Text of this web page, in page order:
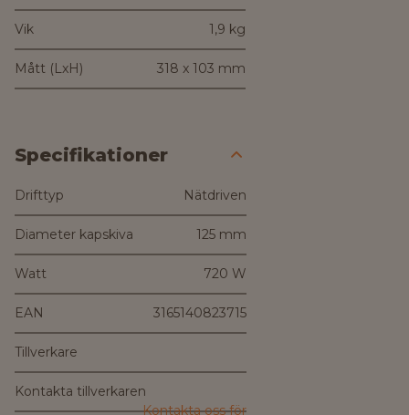
Vik 1,9 kg
Mått (LxH) 318 x 103 mm
Specifikationer
Drifttyp Nätdriven
Diameter kapskiva 125 mm
Watt 720 W
EAN 3165140823715
Tillverkare
Kontakta tillverkaren
Kontakta oss för